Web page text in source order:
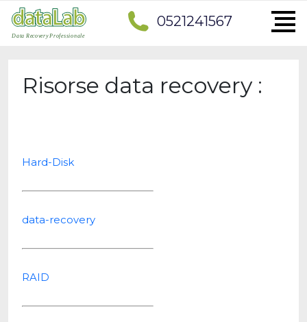
0521241567
Risorse data recovery :
Hard-Disk
data-recovery
RAID